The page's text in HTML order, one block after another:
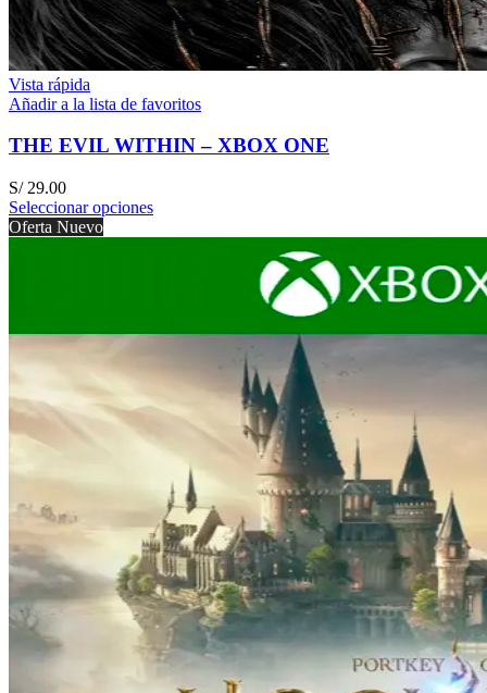
Vista rápida
Añadir a la lista de favoritos
THE EVIL WITHIN – XBOX ONE
S/29.00
Seleccionar opciones
Oferta Nuevo